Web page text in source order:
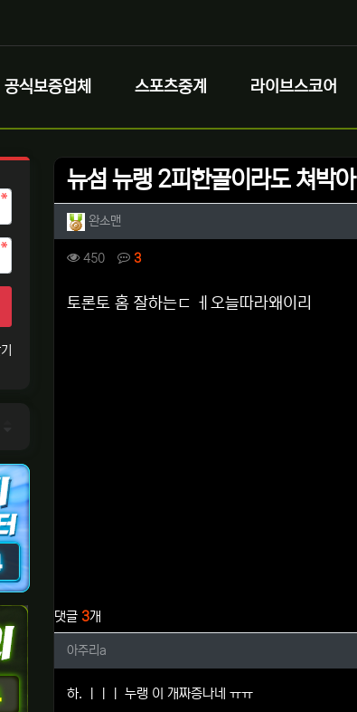
공식보증업체 스포츠중계 라이브스코어
뉴섬 뉴랭 2피한골이라도 쳐박
작성자 정보
완소맨
컨텐츠 정보
450조회 3댓글
본문
토론토 홈 잘하는ㄷ ㅔ오늘따라왜이리
댓글 3개
아주리a님의 댓글
아주리a
하. ㅣㅣㅣ 누랭 이 개짜증나네 ㅠㅠ